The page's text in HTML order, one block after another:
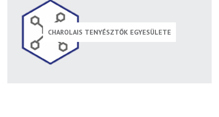
CHAROLAIS TENYÉSZTŐK EGYESÜLETE